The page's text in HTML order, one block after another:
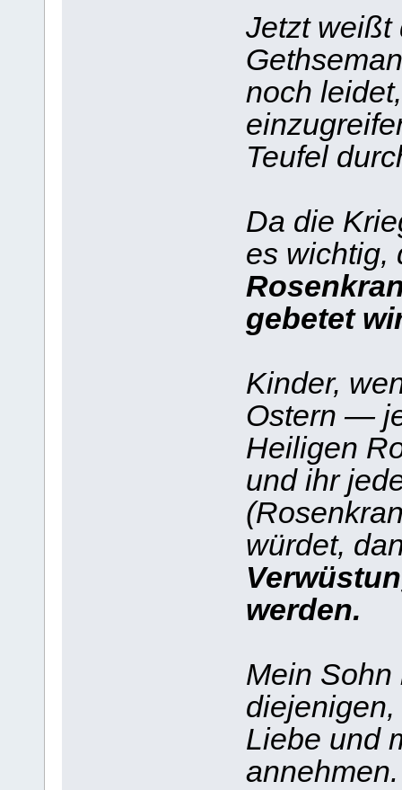
Jetzt weißt
noch
Teufel
Da die
es wichtig,
gebetet
Kinder,
Ostern —
Heiligen
und ihr
würdet,
werden.
Mein Sohn
Liebe und
annehmen.